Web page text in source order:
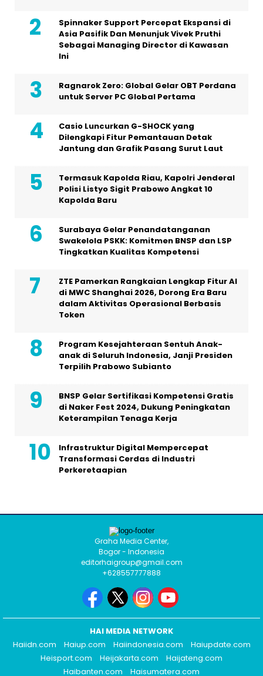
Spinnaker Support Percepat Ekspansi di
Asia Pasifik Dan Menunjuk Vivek Pruthi
Sebagai Managing Director di Kawasan
Ini
Ragnarok Zero: Global Gelar OBT Perdana
untuk Server PC Global Pertama
Casio Luncurkan G-SHOCK yang
Dilengkapi Fitur Pemantauan Detak
Jantung dan Grafik Pasang Surut Laut
Termasuk Kapolda Riau, Kapolri Jenderal
Polisi Listyo Sigit Prabowo Angkat 10
Kapolda Baru
Surabaya Gelar Penandatanganan
Swakelola PSKK: Komitmen BNSP dan LSP
Tingkatkan Kualitas Kompetensi
ZTE Pamerkan Rangkaian Lengkap Fitur AI
di MWC Shanghai 2026, Dorong Era Baru
dalam Aktivitas Operasional Berbasis
Token
Program Kesejahteraan Sentuh Anak-
anak di Seluruh Indonesia, Janji Presiden
Terpilih Prabowo Subianto
BNSP Gelar Sertifikasi Kompetensi Gratis
di Naker Fest 2024, Dukung Peningkatan
Keterampilan Tenaga Kerja
Infrastruktur Digital Mempercepat
Transformasi Cerdas di Industri
Perkeretaapian
Graha Media Center,
Bogor - Indonesia
editorhaigroup@gmail.com
+628557777888
HAI MEDIA NETWORK
Haiidn.com
Haiup.com Haiindonesia.com
Haiupdate.com
Heisport.com
Heijakarta.com
Haijateng.com
Haibanten.com
Haisumatera.com